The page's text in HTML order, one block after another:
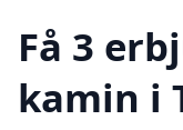
Få 3
kamin i